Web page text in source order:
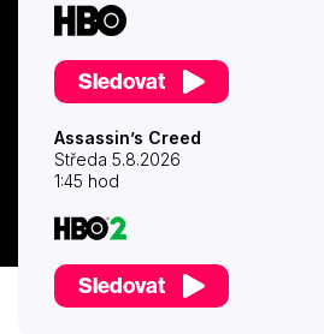
Sledovat
Assassin’s Creed
Středa 5.8.2026
1:45 hod
Sledovat